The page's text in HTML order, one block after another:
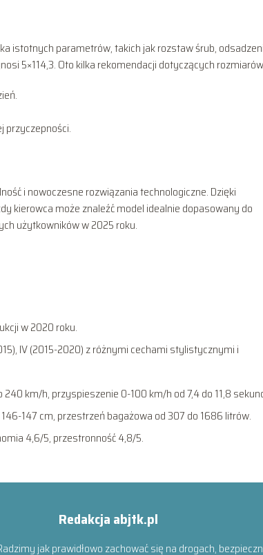
istotnych parametrów, takich jak rozstaw śrub,
5×114,3. Oto kilka rekomendacji dotyczących
przyczepności.
i nowoczesne rozwiązania technologiczne. Dzięki
kierowca może znaleźć model idealnie dopasowany do
użytkowników w 2025 roku.
w 2020 roku.
IV (2015-2020) z różnymi cechami stylistycznymi i
km/h, przyspieszenie 0-100 km/h od 7,4 do 11,8
147 cm, przestrzeń bagażowa od 307 do 1686 litrów.
4,6/5, przestronność 4,8/5.
Redakcja abjtk.pl
jak prawidłowo zachować się na drogach,